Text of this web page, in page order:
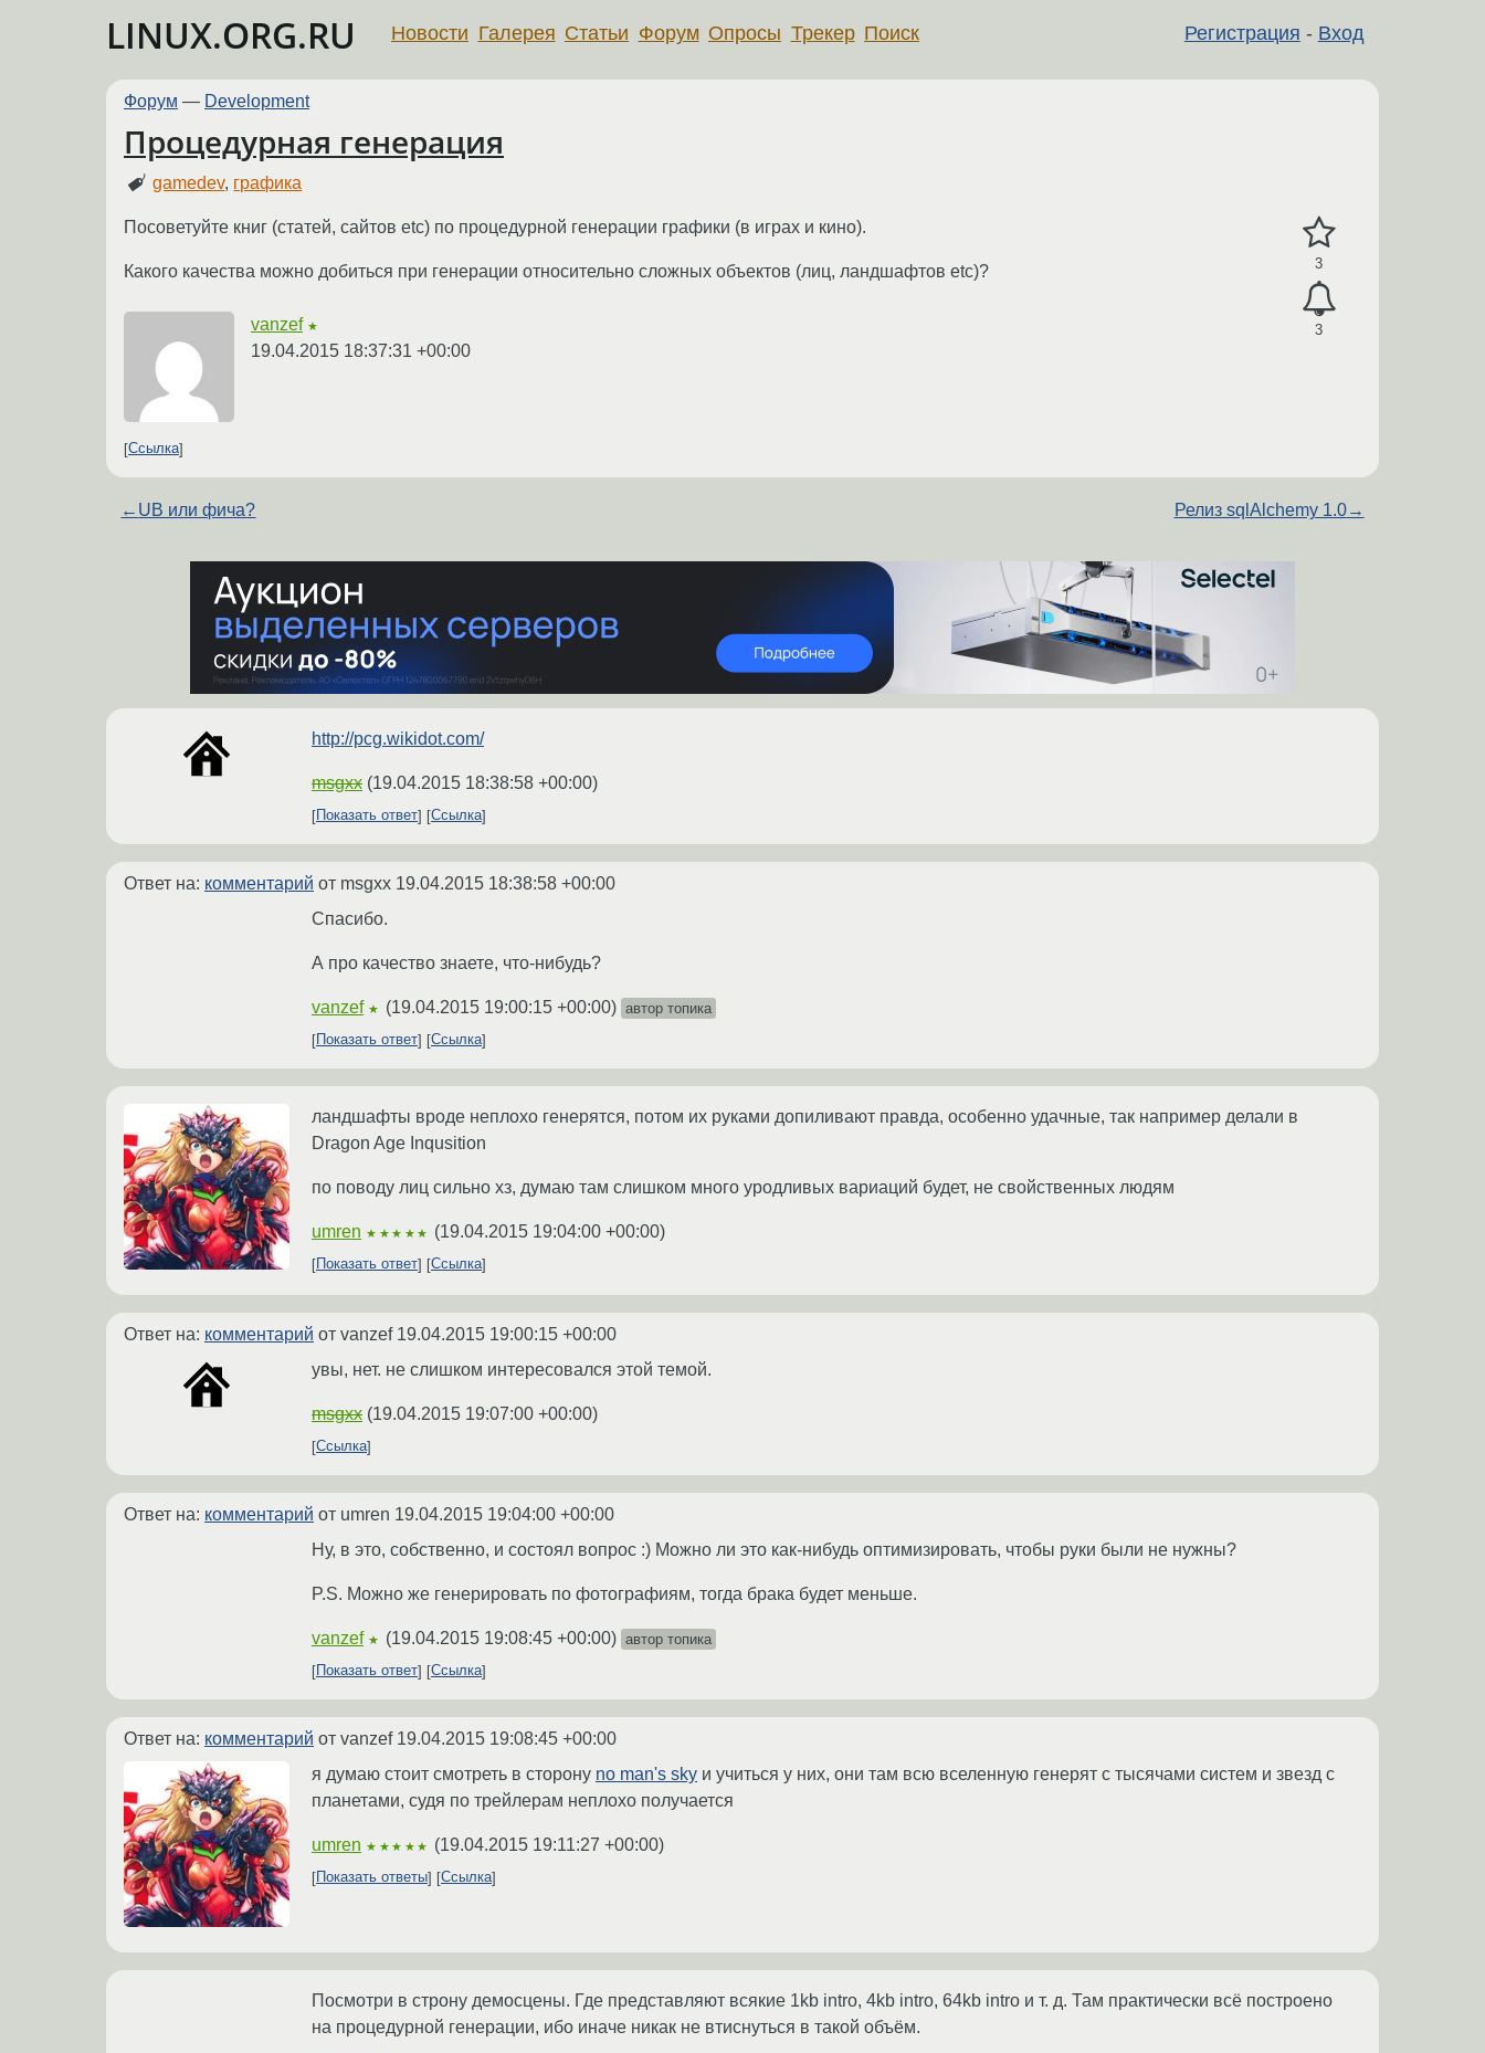
LINUX.ORG.RU Регистрация - Вход
Новости Галерея Статьи Форум Опросы Трекер Поиск
Форум — Development
Процедурная генерация
gamedev, графика
3
3
Посоветуйте книг (статей, сайтов etc) по процедурной генерации графики (в играх и кино).
Какого качества можно добиться при генерации относительно сложных объектов (лиц, ландшафтов etc)?
vanzef ★
19.04.2015 18:37:31 +00:00
Ссылка
← UB или фича? Релиз sqlAlchemy 1.0→
http://pcg.wikidot.com/
msgxx (19.04.2015 18:38:58 +00:00)
Показать ответ Ссылка
Ответ на: комментарий от msgxx 19.04.2015 18:38:58 +00:00
Спасибо.
А про качество знаете, что-нибудь?
vanzef ★ (19.04.2015 19:00:15 +00:00) автор топика
Показать ответ
Ссылка
ландшафты вроде неплохо генерятся, потом их руками допиливают правда, особенно удачные, так например делали в
Dragon Age Inqusition
по поводу лиц сильно хз, думаю там слишком много уродливых вариаций будет, не свойственных людям
umren ★★★★★ (19.04.2015 19:04:00 +00:00)
Показать ответ Ссылка
Ответ на: комментарий от vanzef 19.04.2015 19:00:15 +00:00
увы, нет. не слишком интересовался этой темой.
msgxx (19.04.2015 19:07:00 +00:00)
Ссылка
Ответ на: комментарий от umren 19.04.2015 19:04:00 +00:00
Ну, в это, собственно, и состоял вопрос :) Можно ли это как-нибудь оптимизировать, чтобы руки были не нужны?
P.S. Можно же генерировать по фотографиям, тогда брака будет меньше.
vanzef ★ (19.04.2015 19:08:45 +00:00) автор топика
Показать ответ
Ссылка
Ответ на: комментарий от vanzef 19.04.2015 19:08:45 +00:00
я думаю стоит смотреть в сторону no man's sky и учиться у них, они там всю вселенную генерят с тысячами систем и звезд с
планетами, судя по трейлерам неплохо получается
umren ★★★★★ (19.04.2015 19:11:27 +00:00)
Показать ответы Ссылка
Посмотри в строну демосцены. Где представляют всякие 1kb intro, 4kb intro, 64kb intro и т. д. Там практически всё построено
на процедурной генерации, ибо иначе никак не втиснуться в такой объём.